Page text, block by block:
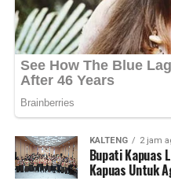
Bagikan ke
WhatsApp 0
Messenger
Bagikan ke
WhatsApp 0
Messenger
KALTENG 2 jam
Bupati Kapuas
Kapuas Untuk